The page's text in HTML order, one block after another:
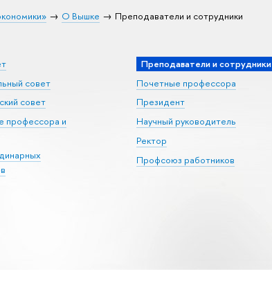
О Вышке Преподаватели и сотрудники
совет
совет
профессора и
Преподаватели и сотрудники
Почетные профессора
Президент
Научный руководитель
Ректор
Профсоюз работников